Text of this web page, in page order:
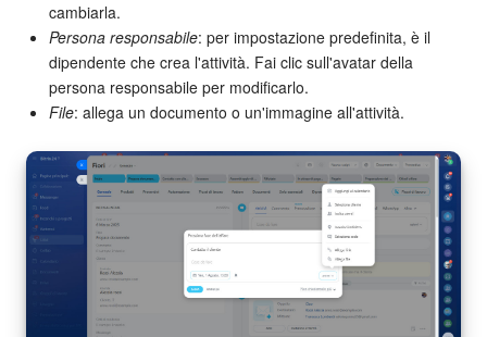
Dipendenti
Knowledge base
Firma elettronica per HR
Automazione
Flussi di lavoro
cambiarla.
Persona responsabile: per impostazione predefinita, è il
dipendente che crea l'attività. Fai clic sull'avatar della
persona responsabile per modificarlo.
File: allega un documento o un'immagine all'attività.